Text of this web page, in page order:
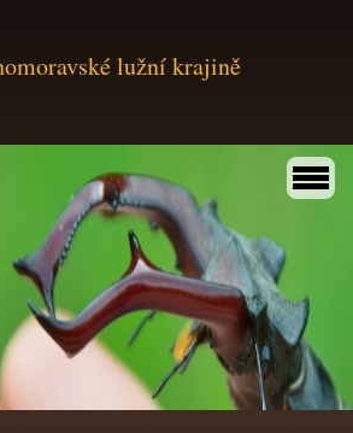
lužní krajině